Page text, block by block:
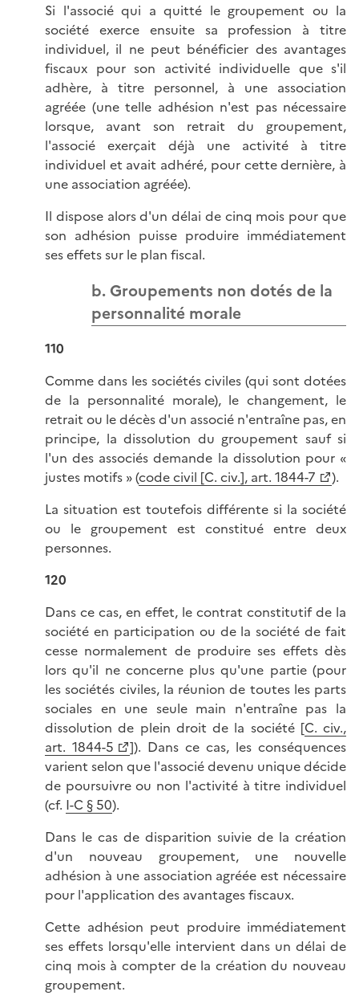
Si l'associé qui a quitté le groupement ou la
société exerce ensuite sa profession à titre
individuel, il ne peut bénéficier des avantages
fiscaux pour son activité individuelle que s'il
adhère, à titre personnel, à une association
agréée (une telle adhésion n'est pas nécessaire
lorsque, avant son retrait du groupement,
l'associé exerçait déjà une activité à titre
individuel et avait adhéré, pour cette dernière, à
une association agréée).
Il dispose alors d'un délai de cinq mois pour que
son adhésion puisse produire immédiatement
ses effets sur le plan fiscal.
b. Groupements non dotés de la
personnalité morale
110
Comme dans les sociétés civiles (qui sont dotées
de la personnalité morale), le changement, le
retrait ou le décès d'un associé n'entraîne pas, en
principe, la dissolution du groupement sauf si
l'un des associés demande la dissolution pour «
justes motifs » (code civil [C. civ.], art. 1844-7
).
La situation est toutefois différente si la société
ou le groupement est constitué entre deux
personnes.
120
Dans ce cas, en effet, le contrat constitutif de la
société en participation ou de la société de fait
cesse normalement de produire ses effets dès
lors qu'il ne concerne plus qu'une partie (pour
les sociétés civiles, la réunion de toutes les parts
sociales en une seule main n'entraîne pas la
dissolution de plein droit de la société [C. civ.,
art. 1844-5
]). Dans ce cas, les conséquences
varient selon que l'associé devenu unique décide
de poursuivre ou non l'activité à titre individuel
(cf. I-C § 50).
Dans le cas de disparition suivie de la création
d'un nouveau groupement, une nouvelle
adhésion à une association agréée est nécessaire
pour l'application des avantages fiscaux.
Cette adhésion peut produire immédiatement
ses effets lorsqu'elle intervient dans un délai de
cinq mois à compter de la création du nouveau
groupement.